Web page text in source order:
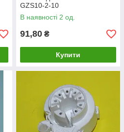
GZS10-2-10
В наявності 2 од.
91,80 ₴
Купити